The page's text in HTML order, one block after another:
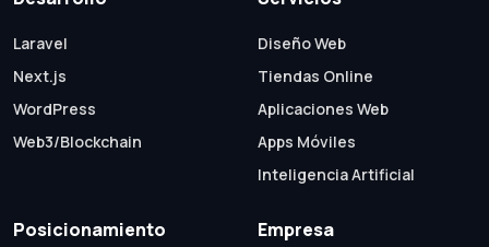
Laravel
Next.js
WordPress
Web3/Blockchain
Diseño Web
Tiendas Online
Aplicaciones Web
Apps Móviles
Inteligencia Artificial
Posicionamiento Empresa